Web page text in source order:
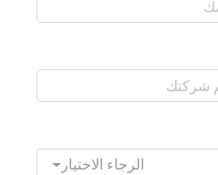
الرجاء الاختيار